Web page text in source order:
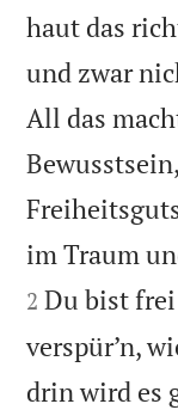
haut das
und zwar
All das
im Traum
2 Du bist
verspür’n,
drin wird es